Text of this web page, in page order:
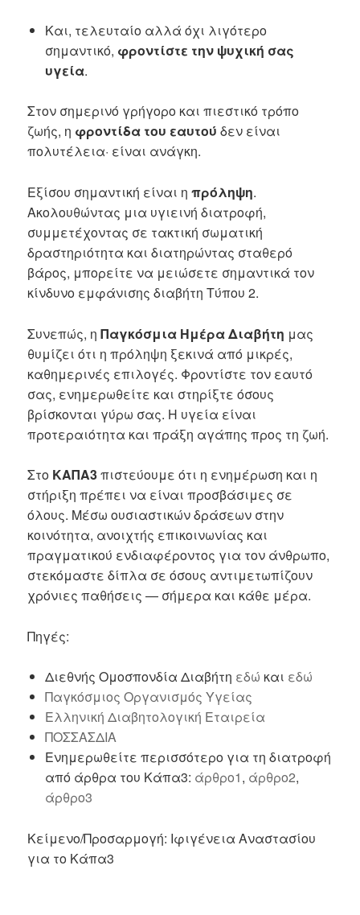
Και, τελευταίο αλλά όχι λιγότερο
σημαντικό, φροντίστε την ψυχική σας
υγεία.
Στον σημερινό γρήγορο και πιεστικό τρόπο
ζωής, η φροντίδα του εαυτού δεν είναι
πολυτέλεια· είναι ανάγκη.
Εξίσου σημαντική είναι ηπρόληψη.
Ακολουθώντας μια υγιεινή διατροφή,
συμμετέχοντας σε τακτική σωματική
δραστηριότητα και διατηρώντας σταθερό
βάρος, μπορείτε να μειώσετε σημαντικά τον
κίνδυνο εμφάνισης διαβήτη Τύπου 2.
Συνεπώς, ηΠαγκόσμια Ημέρα Διαβήτη μας
θυμίζει ότι η πρόληψη ξεκινά από μικρές,
καθημερινές επιλογές. Φροντίστε τον εαυτό
σας, ενημερωθείτε και στηρίξτε όσους
βρίσκονται γύρω σας. Η υγεία είναι
προτεραιότητα και πράξη αγάπης προς τη ζωή.
Στο ΚΑΠΑ3πιστεύουμε ότι η ενημέρωση και η
στήριξη πρέπει να είναι προσβάσιμες σε
όλους. Μέσω ουσιαστικών δράσεων στην
κοινότητα, ανοιχτής επικοινωνίας και
πραγματικού ενδιαφέροντος για τον άνθρωπο,
στεκόμαστε δίπλα σε όσους αντιμετωπίζουν
χρόνιες παθήσεις — σήμερα και κάθε μέρα.
Πηγές:
Διεθνής Ομοσπονδία Διαβήτη εδώ και εδώ
Παγκόσμιος Οργανισμός Υγείας
Ελληνική Διαβητολογική Εταιρεία
ΠΟΣΣΑΣΔΙΑ
Ενημερωθείτε περισσότερο για τη διατροφή
από άρθρα του Κάπα3: άρθρο1, άρθρο2,
άρθρο3
Κείμενο/Προσαρμογή: Ιφιγένεια Αναστασίου
για το Κάπα3